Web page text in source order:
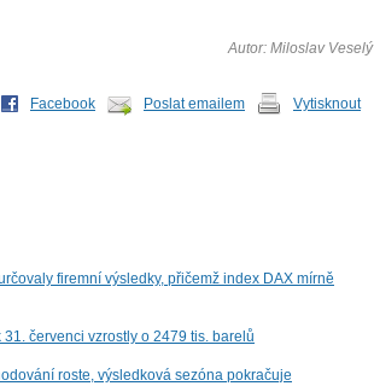
Autor: Miloslav Veselý
Facebook Poslat emailem Vytisknout
firemní výsledky, přičemž index DAX mírně
červenci vzrostly o 2479 tis. barelů
roste, výsledková sezóna pokračuje